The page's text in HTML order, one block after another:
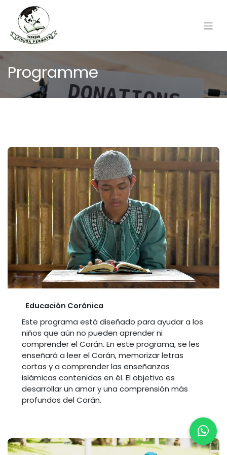
Programme
Educación Coránica
Este programa está diseñado para ayudar a los
niños que aún no pueden aprender ni
comprender el Corán. En este programa, se les
enseñará a leer el Corán, memorizar letras
cortas y a comprender las enseñanzas
islámicas contenidas en él. El objetivo es
desarrollar un amor y una comprensión más
profundos del Corán.